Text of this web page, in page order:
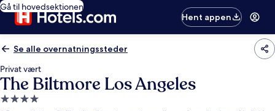
Gå til hovedsektionen
Hent appen
Se alle overnatningssteder
Privat vært
The Biltmore Los Angeles
4.0-